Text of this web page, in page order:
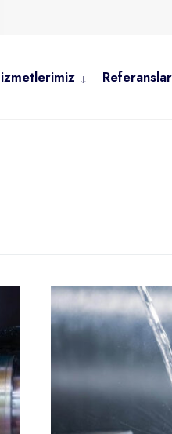
Referanslar